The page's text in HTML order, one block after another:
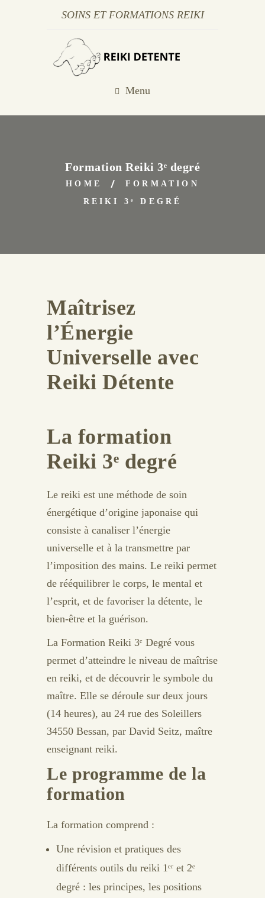
SOINS ET FORMATIONS REIKI
Menu
Formation Reiki 3ᵉ degré
HOME
FORMATION
REIKI 3ᵉ DEGRÉ
Maîtrisez
l’Énergie
Universelle avec
Reiki Détente
La formation
Reiki 3ᵉ degré
Le reiki est une méthode de soin
énergétique d’origine japonaise qui
consiste à canaliser l’énergie
universelle et à la transmettre par
l’imposition des mains. Le reiki permet
de rééquilibrer le corps, le mental et
l’esprit, et de favoriser la détente, le
bien-être et la guérison.
La Formation Reiki 3ᵉ Degré vous
permet d’atteindre le niveau de maîtrise
en reiki, et de découvrir le symbole du
maître. Elle se déroule sur deux jours
(14 heures), au 24 rue des Soleillers
34550 Bessan, par David Seitz, maître
enseignant reiki.
Le programme de la
formation
La formation comprend :
Une révision et pratiques des
différents outils du reiki 1ᵉʳ et 2ᵉ
degré : les principes, les positions